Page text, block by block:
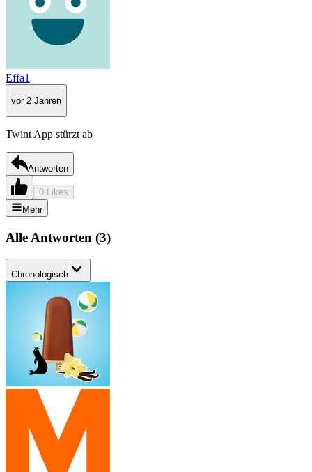
Effa1
vor 2 Jahren
Twint App stürzt ab
Antworten
0 Likes
Mehr
Alle Antworten (3)
Chronologisch